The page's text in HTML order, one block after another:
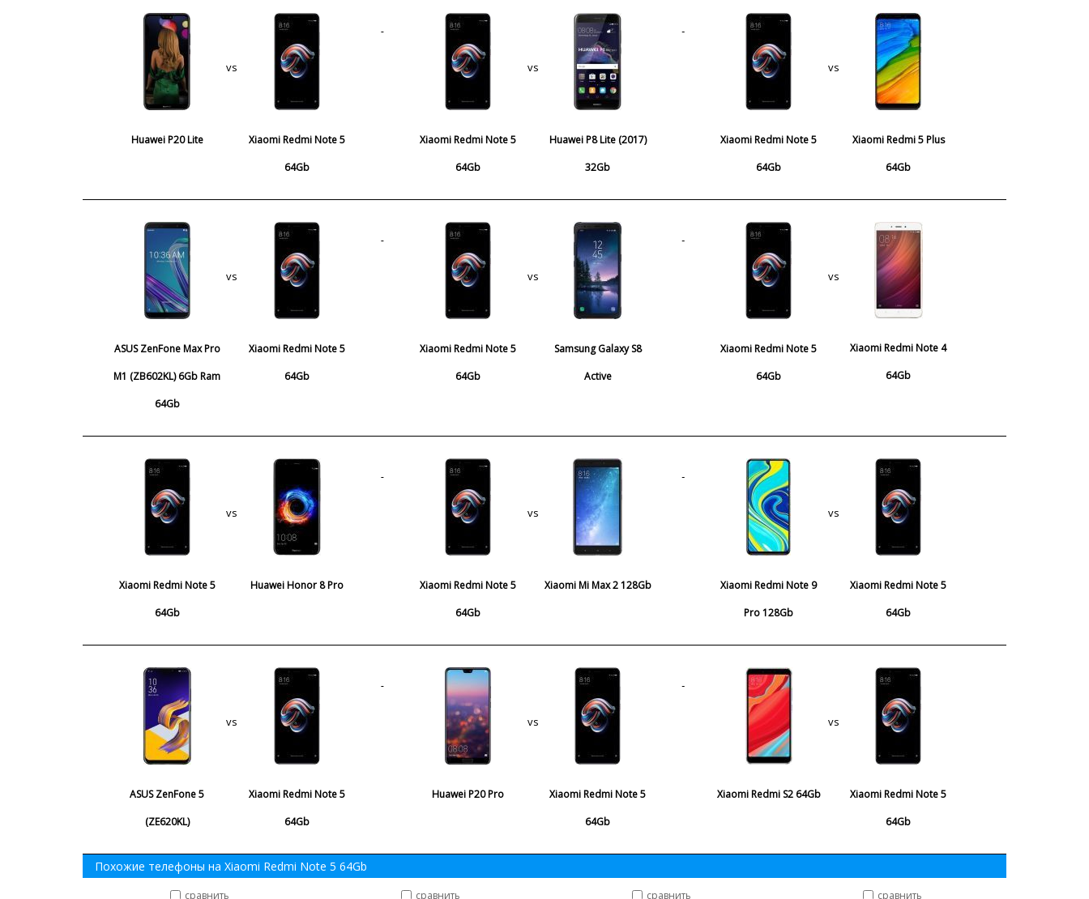
Huawei P20 Lite
vs
Xiaomi Redmi Note 5
64Gb
Xiaomi Redmi Note 5
64Gb
vs
Huawei P8 Lite (2017)
32Gb
Xiaomi Redmi Note 5
64Gb
vs
Xiaomi Redmi 5 Plus
64Gb
ASUS ZenFone Max Pro
M1 (ZB602KL) 6Gb Ram
64Gb
vs
Xiaomi Redmi Note 5
64Gb
Xiaomi Redmi Note 5
64Gb
vs
Samsung Galaxy S8
Active
Xiaomi Redmi Note 5
64Gb
vs
Xiaomi Redmi Note 4
64Gb
Xiaomi Redmi Note 5
64Gb
vs
Huawei Honor 8 Pro
Xiaomi Redmi Note 5
64Gb
vs
Xiaomi Mi Max 2 128Gb
Xiaomi Redmi Note 9
Pro 128Gb
vs
Xiaomi Redmi Note 5
64Gb
ASUS ZenFone 5
(ZE620KL)
vs
Xiaomi Redmi Note 5
64Gb
Huawei P20 Pro
vs
Xiaomi Redmi Note 5
64Gb
Xiaomi Redmi S2 64Gb
vs
Xiaomi Redmi Note 5
64Gb
Похожие телефоны на Xiaomi Redmi Note 5 64Gb
сравнить сравнить сравнить сравнить